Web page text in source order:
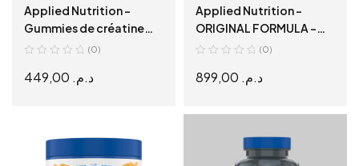
Applied Nutrition –
Gummies de créatine
monohydrate – Blue
(0)
د.م.
Protéine
Applied Nutrition –
ORIGINAL FORMULA –
CRITICAL MASS 6KG
(0)
د.م.